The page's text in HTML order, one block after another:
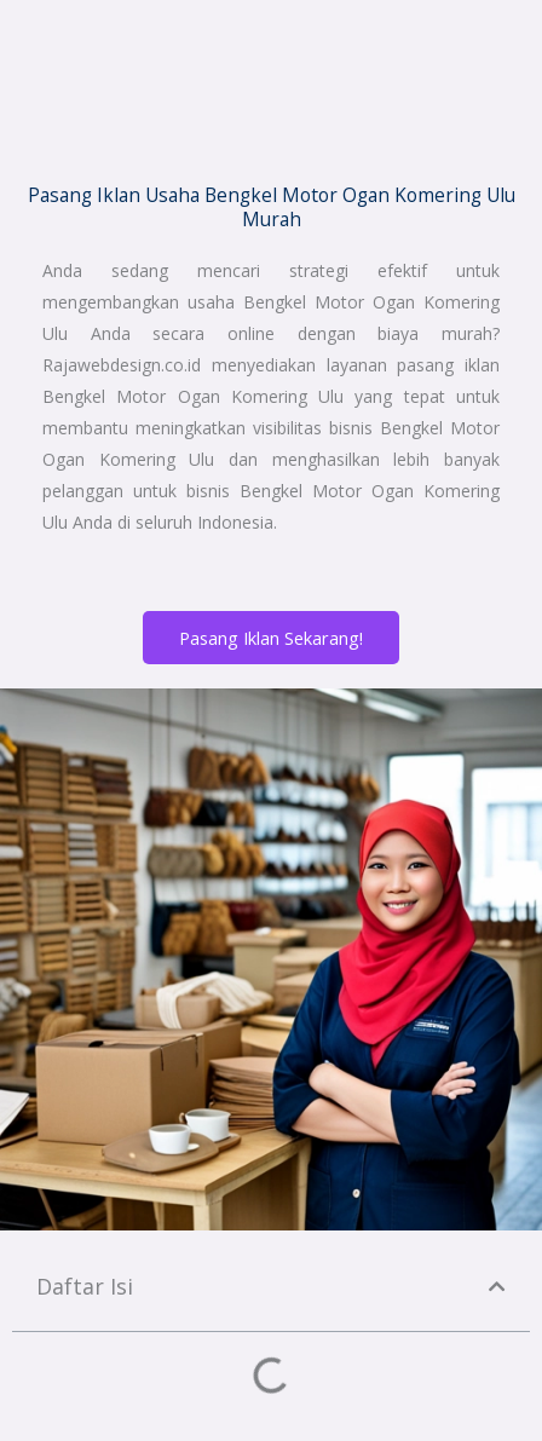
Pasang Iklan Usaha Bengkel Motor Ogan Komering Ulu
Murah
Anda sedang mencari strategi efektif untuk
mengembangkan usaha Bengkel Motor Ogan Komering
Ulu Anda secara online dengan biaya murah?
Rajawebdesign.co.id menyediakan layanan pasang iklan
Bengkel Motor Ogan Komering Ulu yang tepat untuk
membantu meningkatkan visibilitas bisnis Bengkel Motor
Ogan Komering Ulu dan menghasilkan lebih banyak
pelanggan untuk bisnis Bengkel Motor Ogan Komering
Ulu Anda di seluruh Indonesia.
Pasang Iklan Sekarang!
Daftar Isi